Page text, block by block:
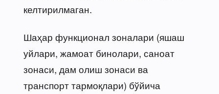
келтирилмаган.
Шаҳар функционал зоналари (яшаш
уйлари, жамоат бинолари, саноат
зонаси, дам олиш зонаси ва
транспорт тармоқлари) бўйича